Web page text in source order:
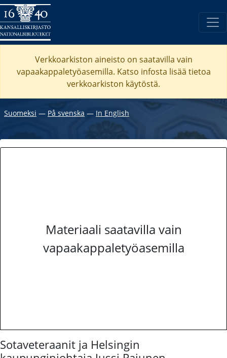
Verkkoarkiston aineisto on saatavilla vain
vapaakappaletyöasemilla. Katso infosta lisää tietoa
verkkoarkiston käytöstä.
Suomeksi ― På svenska ― In English
Materiaali saatavilla vain
vapaakappaletyöasemilla
Sotaveteraanit ja Helsingin